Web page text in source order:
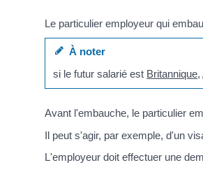
Le particulier employeur qui
À noter
si le futur salarié est Britannique,
Avant l'embauche, le particulier
Il peut s'agir, par exemple, d'un
L'employeur doit effectuer une